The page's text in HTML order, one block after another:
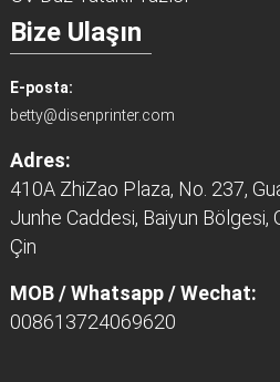
Bize Ulaşın
E-posta:
betty@disenprinter.com
Adres:
410A ZhiZao Plaza, No. 237,
Junhe Caddesi, Baiyun Bölgesi,
Çin
MOB / Whatsapp / Wechat:
008613724069620